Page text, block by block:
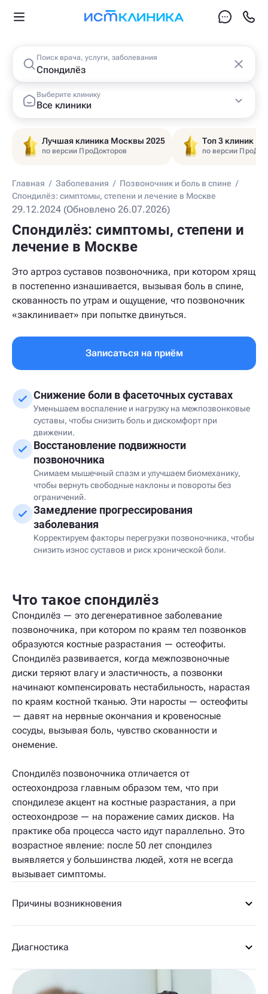
Поиск врача, услуги, заболевания
Выберите клинику
Все клиники
Лучшая клиника Москвы 2025
по версии ПроДокторов
Топ 3 клиник
по версии
Главная / Заболевания / Позвоночник и боль в спине /
Спондилёз: симптомы, степени и лечение в Москве
29.12.2024 (Обновлено 26.07.2026)
Спондилёз: симптомы, степени и
лечение в Москве
Это артроз суставов позвоночника, при котором хрящ
в постепенно изнашивается, вызывая боль в спине,
скованность по утрам и ощущение, что позвоночник
«заклинивает» при попытке двинуться.
Записаться на приём
Снижение боли в фасеточных суставах
Уменьшаем воспаление и нагрузку на межпозвонковые
суставы, чтобы снизить боль и дискомфорт при
движении.
Восстановление подвижности
позвоночника
Снимаем мышечный спазм и улучшаем биомеханику,
чтобы вернуть свободные наклоны и повороты без
ограничений.
Замедление прогрессирования
заболевания
Корректируем факторы перегрузки позвоночника, чтобы
снизить износ суставов и риск хронической боли.
Что такое спондилёз
Спондилёз — это дегенеративное заболевание
позвоночника, при котором по краям тел позвонков
образуются костные разрастания — остеофиты.
Спондилёз развивается, когда межпозвоночные
диски теряют влагу и эластичность, а позвонки
начинают компенсировать нестабильность, нарастая
по краям костной тканью. Эти наросты — остеофиты
— давят на нервные окончания и кровеносные
сосуды, вызывая боль, чувство скованности и
онемение.
Спондилёз позвоночника отличается от
остеохондроза главным образом тем, что при
спондилезе акцент на костные разрастания, а при
остеохондрозе — на поражение самих дисков. На
практике оба процесса часто идут параллельно. Это
возрастное явление: после 50 лет спондилез
выявляется у большинства людей, хотя не всегда
вызывает симптомы.
Причины возникновения
Диагностика